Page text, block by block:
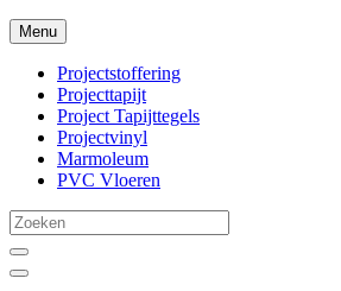
Menu
Projectstoffering
Projecttapijt
Project Tapijttegels
Projectvinyl
Marmoleum
PVC Vloeren